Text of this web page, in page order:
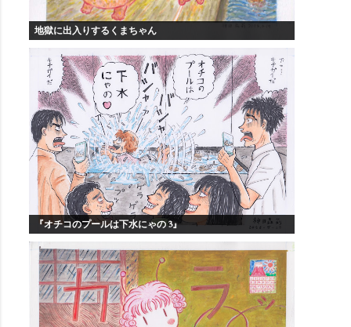
地獄に出入りするくまちゃん
『オチコのプールは下水にゃの 3』